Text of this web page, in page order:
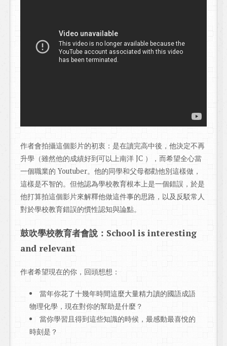
作者會拍攝這個影片的初衷：是在讀完高中後，他決定不再
升學（雖然他的成績好到可以上南洋 JC ），而希望全心當
一個職業的 Youtuber。他的同學和父母都勸他別這樣做，
這樣是不智的。但他認為學校教育根本上是一個錯誤，於是
他打算拍這個影片來解釋他做這件事的思路，以及反駁常人
對於學校教育錯誤的慣性認知與論點。
鼓吹學校教育者會說：School is interesting
and relevant
作者希望現在的你，回頭想想：
當年你花了十幾年時間這麼大量精力讀的國語成語
物理化學，現在對你的幫助是什麼？
當你學習且得到這些知識的時候，最感動最喜悅的
時刻是？